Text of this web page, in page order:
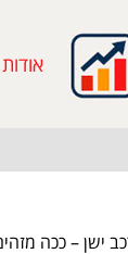
אודות
ישן – ככה